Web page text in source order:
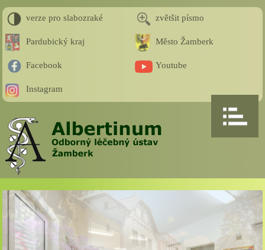
verze pro slabozraké zvětšit písmo
Pardubický kraj Město Žamberk
Facebook Youtube
Instagram